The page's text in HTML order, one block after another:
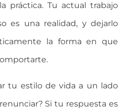
práctica. Tu actual trabajo
es una realidad, y dejarlo
la forma en que
tu estilo de vida a un lado
Si tu respuesta es